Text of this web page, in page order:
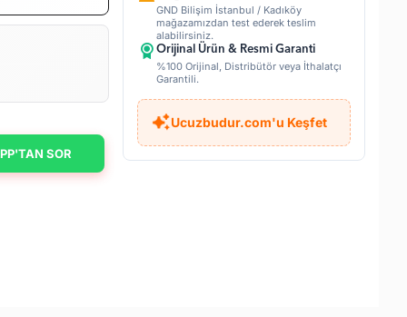
SOR
GND Bilişim İstanbul / Kadıköy
mağazamızdan test ederek teslim
alabilirsiniz.
Orijinal Ürün & Resmi Garanti
%100 Orijinal, Distribütör veya İthalatçı
Garantili.
Ucuzbudur.com'u Keşfet